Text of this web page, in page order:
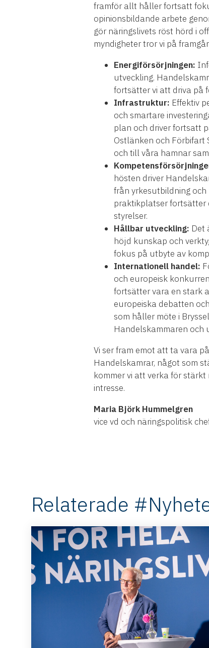
framför allt håller fortsatt
opinionsbildande arbete
gör näringslivets röst hörd i
myndigheter tror vi på
Energiförsörjningen:
utveckling.
fortsätter vi att driva på
Infrastruktur: Effektiv
och smartare
plan och driver fortsatt
Ostlänken och Förbifart
och till våra hamnar
hösten driver
från yrkesutbildning
praktikplatser fortsätter
styrelser.
Hållbar utveckling: Det
höjd kunskap och
fokus på utbyte av
Internationell handel:
och europeisk
fortsätter vara en stark
europeiska debatten
som håller möte i
Handelskammaren och
Vi ser fram emot att ta vara
Handelskamrar, något som
kommer vi att verka för
intresse.
Maria Björk Hummelgren
vice vd och näringspolitisk
Relaterade